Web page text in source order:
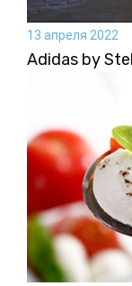
13 апреля 2022
Adidas by